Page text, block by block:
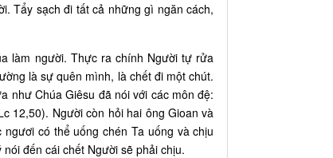
Tẩy sạch đi tất cả những gì ngăn cách,
làm người. Thực ra chính Người tự rửa
là sự quên mình, là chết đi một chút.
như Chúa Giêsu đã nói với các môn đệ:
12,50). Người còn hỏi hai ông Gioan và
có thể uống chén Ta uống và chịu
đến cái chết Người sẽ phải chịu.